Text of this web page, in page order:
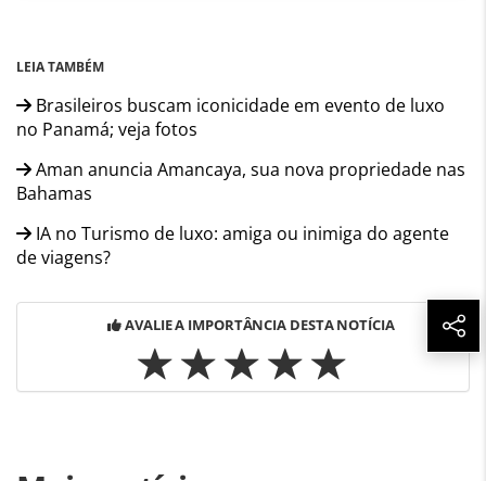
LEIA TAMBÉM
Brasileiros buscam iconicidade em evento de luxo
no Panamá; veja fotos
Aman anuncia Amancaya, sua nova propriedade nas
Bahamas
IA no Turismo de luxo: amiga ou inimiga do agente
de viagens?
AVALIE A IMPORTÂNCIA DESTA NOTÍCIA